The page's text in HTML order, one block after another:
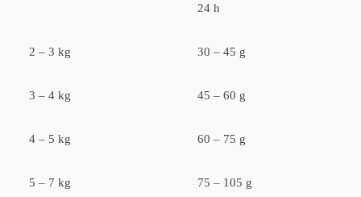
24 h
2 – 3 kg 30 – 45 g
3 – 4 kg 45 – 60 g
4 – 5 kg 60 – 75 g
5 – 7 kg 75 – 105 g